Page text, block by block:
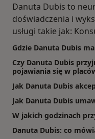
Danuta Dubis to
doświadczenia i
usługi takie jak:
Gdzie Danuta Dubis
Czy Danuta Dubis
pojawiania się w
Jak Danuta Dubis
Jak Danuta Dubis
W jakich godzinach
Danuta Dubis: co